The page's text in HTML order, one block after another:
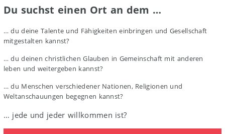
Du suchst einen Ort an dem …
… du deine Talente und Fähigkeiten einbringen und Gesellschaft
mitgestalten kannst?
… du deinen christlichen Glauben in Gemeinschaft mit anderen
leben und weitergeben kannst?
… du Menschen verschiedener Nationen, Religionen und
Weltanschauungen begegnen kannst?
… jede und jeder willkommen ist?